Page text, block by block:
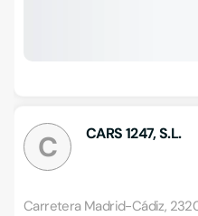
C CARS 1247, S.L.
Carretera Madrid-Cádiz,